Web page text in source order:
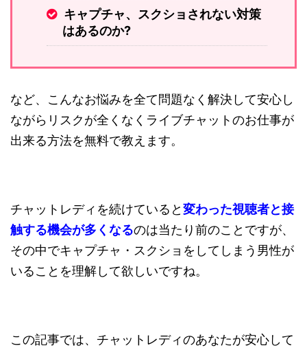
キャプチャ、スクショされない対策
はあるのか?
など、こんなお悩みを全て問題なく解決して安心し
ながらリスクが全くなくライブチャットのお仕事が
出来る方法を無料で教えます。
チャットレディを続けていると変わった視聴者と接
触する機会が多くなるのは当たり前のことですが、
その中でキャプチャ・スクショをしてしまう男性が
いることを理解して欲しいですね。
この記事では、チャットレディのあなたが安心して